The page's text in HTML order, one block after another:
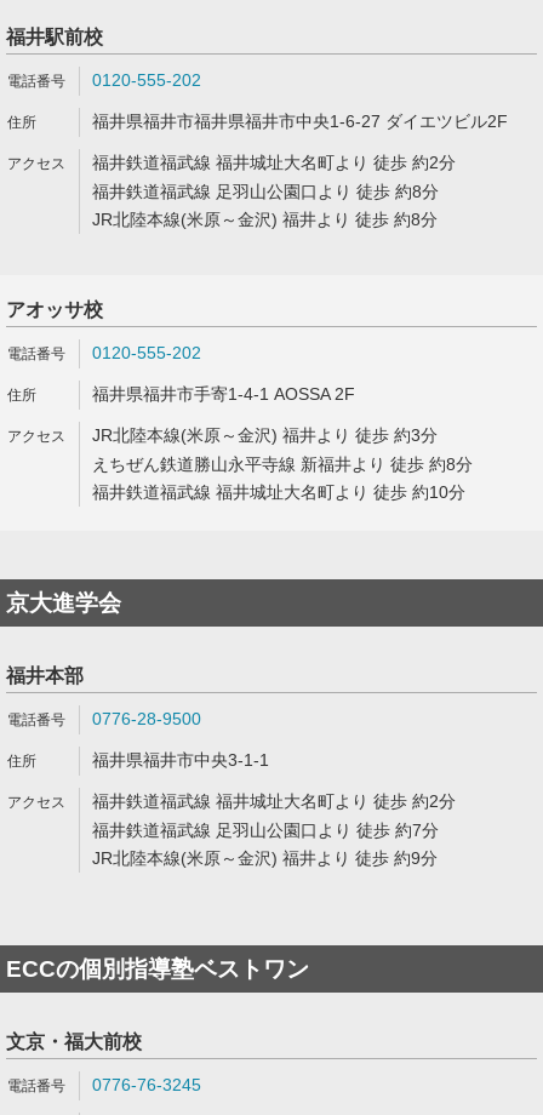
福井駅前校
0120-555-202
福井県福井市福井県福井市中央1-6-27 ダイエツビル2F
福井鉄道福武線 福井城址大名町より 徒歩 約2分
福井鉄道福武線 足羽山公園口より 徒歩 約8分
JR北陸本線(米原～金沢) 福井より 徒歩 約8分
アオッサ校
0120-555-202
福井県福井市手寄1-4-1 AOSSA 2F
JR北陸本線(米原～金沢) 福井より 徒歩 約3分
えちぜん鉄道勝山永平寺線 新福井より 徒歩 約8分
福井鉄道福武線 福井城址大名町より 徒歩 約10分
京大進学会
福井本部
0776-28-9500
福井県福井市中央3-1-1
福井鉄道福武線 福井城址大名町より 徒歩 約2分
福井鉄道福武線 足羽山公園口より 徒歩 約7分
JR北陸本線(米原～金沢) 福井より 徒歩 約9分
ECCの個別指導塾ベストワン
文京・福大前校
0776-76-3245